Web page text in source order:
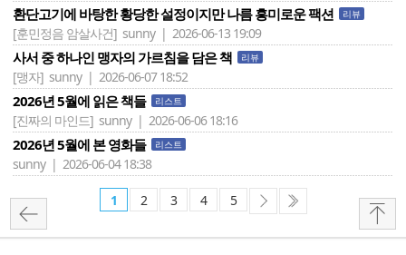
환단고기에 바탕한 황당한 설정이지만 나름 흥미로운 팩션 리뷰
[훈민정음 암살사건] sunny | 2026-06-13 19:09
사서 중 하나인 맹자의 가르침을 담은 책 리뷰
[맹자] sunny | 2026-06-07 18:52
2026년 5월에 읽은 책들 리스트
[진짜의 마인드] sunny | 2026-06-06 18:16
2026년 5월에 본 영화들 리스트
sunny | 2026-06-04 18:38
1 2 3 4 5